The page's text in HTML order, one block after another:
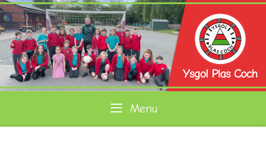
Skip
to
content
Menu